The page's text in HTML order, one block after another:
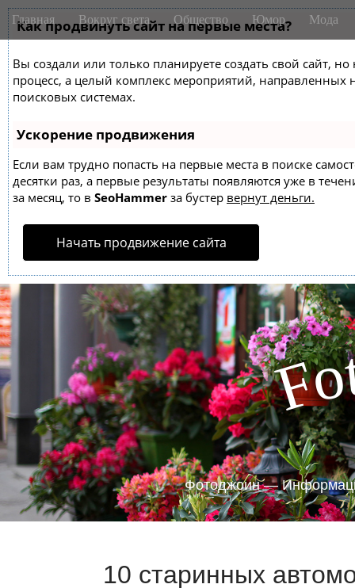
Как продвинуть сайт на первые места?
Вы создали или только планируете создать свой сайт,
процесс, а целый комплекс мероприятий,
поисковых системах.
Ускорение продвижения
Если вам трудно попасть на первые места в поиске
десятки раз, а первые результаты появляются уже в
за месяц, то в SeoHammer за бустер вернут деньги.
Начать продвижение сайта
M
a
n
m
e
n
u
i
Главная Вокруг света Общество Юмор Мода
Fo
Фотоджоин —
10 старинных